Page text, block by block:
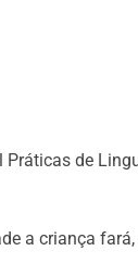
de
a criança